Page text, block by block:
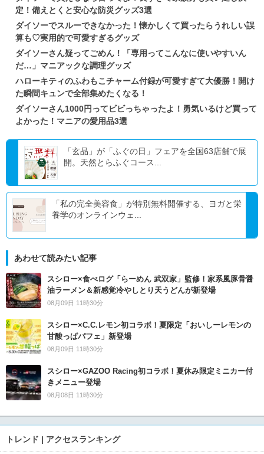
定！備えとくと安心な防災グッズ3選
ダイソーでスルーできなかった！懐かしくて買ったらうれしい誤
算も♡実用的で可愛すぎるグッズ
ダイソーさん疑ってごめん！「専用ってこんなに使いやすいん
だ…」マニアックな調理グッズ
ハローキティのふわもこチャーム付録が可愛すぎて大優勝！開け
た瞬間キュンで全部集めたくなる！
ダイソーさん1000円ってビビっちゃったよ！勇気いるけど買って
よかった！マニアの愛用品3選
「玄品」が「ふぐの日」フェアを全国63店舗で展
開。天然とらふぐコース...
「私の完全美容食」が特別無料開催する、ヨガと栄
養学のオンラインウェ...
あわせて読みたい記事
スシロー×食べログ「らーめん 武双家」監修！家系風豚骨醤
油ラーメン＆新感覚冷やしとり天うどんが新登場
08月09日 11時30分
スシロー×C.C.レモン初コラボ！夏限定「おいしーレモンの
甘酸っぱパフェ」新登場
08月09日 11時30分
スシロー×GAZOO Racing初コラボ！夏休み限定ミニカー付
きメニュー登場
08月08日 11時30分
トレンド | アクセスランキング